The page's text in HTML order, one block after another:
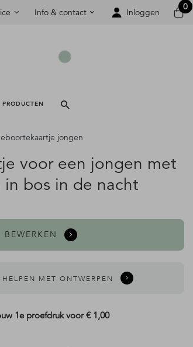
Info & contact Inloggen
0
PRODUCTEN
jongen
voor een jongen met
bos in de nacht
BEWERKEN
MET ONTWERPEN
1e proefdruk voor€ 1,00